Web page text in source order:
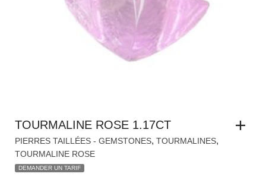
TOURMALINE ROSE 1.17CT
PIERRES TAILLÉES - GEMSTONES, TOURMALINES,
TOURMALINE ROSE
DEMANDER UN TARIF